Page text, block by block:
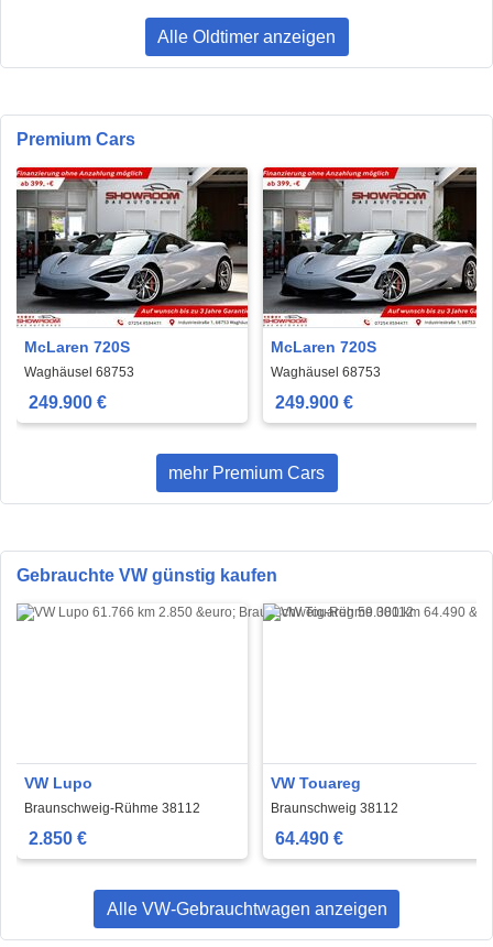
Alle Oldtimer anzeigen
Premium Cars
McLaren 720S
Waghäusel 68753
249.900 €
McLaren 720S
Waghäusel 68753
249.900 €
mehr Premium Cars
Gebrauchte VW günstig kaufen
VW Lupo
Braunschweig-Rühme 38112
2.850 €
VW Touareg
Braunschweig 38112
64.490 €
Alle VW-Gebrauchtwagen anzeigen